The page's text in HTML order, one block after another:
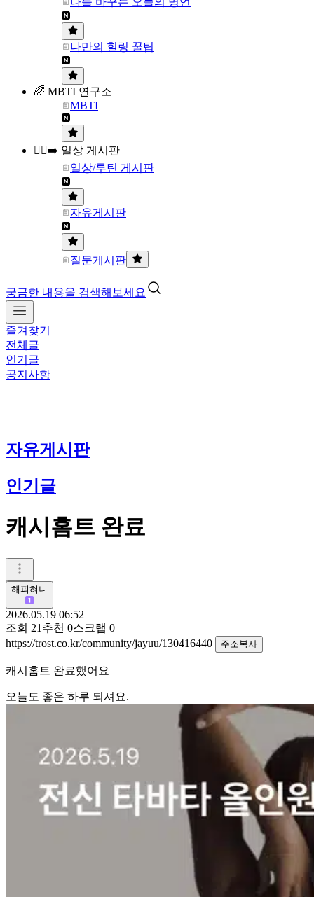
나만의 힐링 꿀팁
🌈 MBTI 연구소
MBTI
🏃‍♀️‍➡️ 일상 게시판
일상/루틴 게시판
자유게시판
질문게시판
궁금한 내용을 검색해보세요
즐겨찾기
전체글
인기글
공지사항
자유게시판
인기글
캐시홈트 완료
해피혀니
2026.05.19 06:52
조회 21 추천 0스크랩 0
https://trost.co.kr/community/jayuu/130416440
주소복사
캐시홈트 완료했어요
오늘도 좋은 하루 되셔요.